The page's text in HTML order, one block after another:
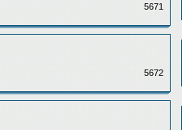
5671
5672